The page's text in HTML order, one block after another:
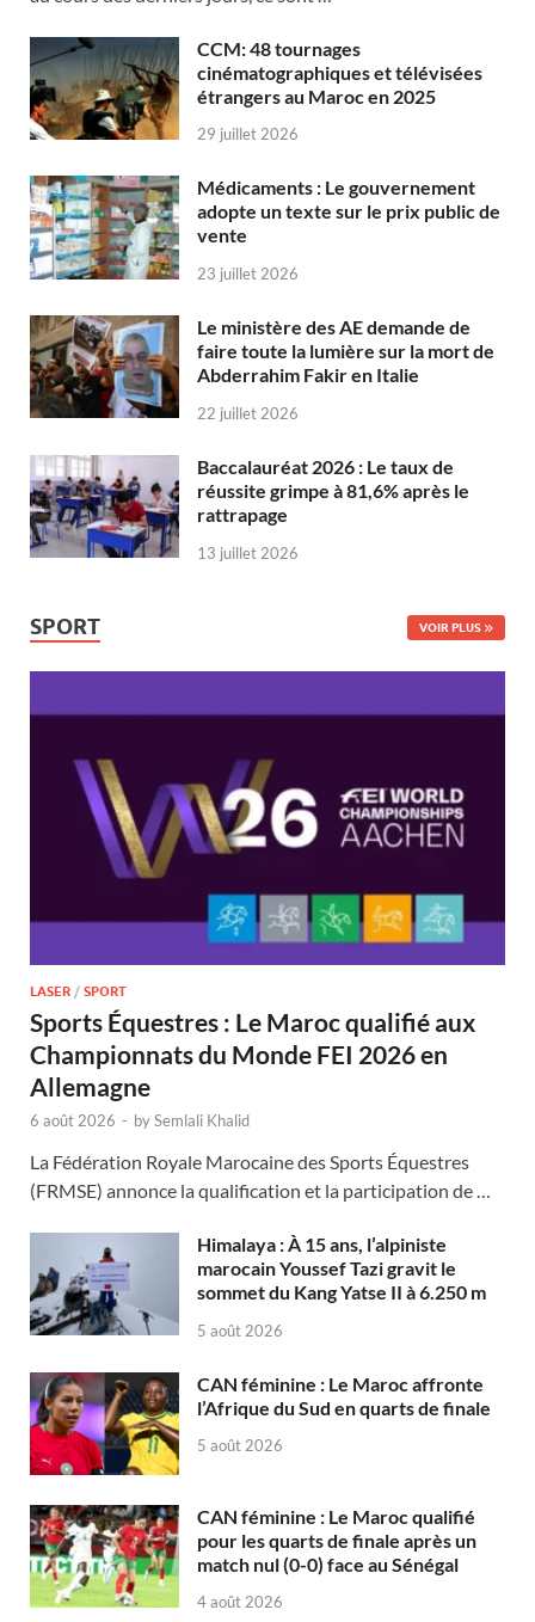
CCM: 48 tournages
cinématographiques et télévisées
étrangers au Maroc en 2025
29 juillet 2026
Médicaments : Le gouvernement
adopte un texte sur le prix public de
vente
23 juillet 2026
Le ministère des AE demande de
faire toute la lumière sur la mort de
Abderrahim Fakir en Italie
22 juillet 2026
Baccalauréat 2026 : Le taux de
réussite grimpe à 81,6% après le
rattrapage
13 juillet 2026
SPORT VOIR PLUS
LASER / SPORT
Sports Équestres : Le Maroc qualifié aux
Championnats du Monde FEI 2026 en
Allemagne
6 août 2026 - bySemlali Khalid
La Fédération Royale Marocaine des Sports Équestres
(FRMSE) annonce la qualification et la participation de …
Himalaya : À 15 ans, l’alpiniste
marocain Youssef Tazi gravit le
sommet du Kang Yatse II à 6.250 m
5 août 2026
CAN féminine : Le Maroc affronte
l’Afrique du Sud en quarts de finale
5 août 2026
CAN féminine : Le Maroc qualifié
pour les quarts de finale après un
match nul (0-0) face au Sénégal
4 août 2026